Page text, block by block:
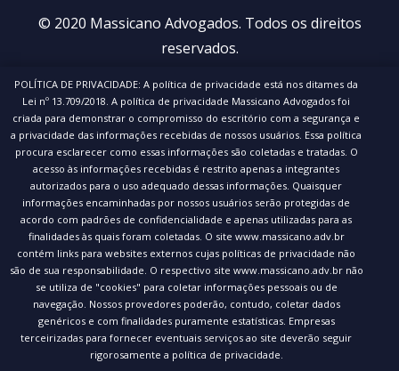
© 2020 Massicano Advogados. Todos os direitos
reservados.
POLÍTICA DE PRIVACIDADE: A política de privacidade está nos ditames da
Lei nº 13.709/2018. A política de privacidade Massicano Advogados foi
criada para demonstrar o compromisso do escritório com a segurança e
a privacidade das informações recebidas de nossos usuários. Essa política
procura esclarecer como essas informações são coletadas e tratadas. O
acesso às informações recebidas é restrito apenas a integrantes
autorizados para o uso adequado dessas informações. Quaisquer
informações encaminhadas por nossos usuários serão protegidas de
acordo com padrões de confidencialidade e apenas utilizadas para as
finalidades às quais foram coletadas. O site www.massicano.adv.br
contém links para websites externos cujas políticas de privacidade não
são de sua responsabilidade. O respectivo site www.massicano.adv.br não
se utiliza de "cookies" para coletar informações pessoais ou de
navegação. Nossos provedores poderão, contudo, coletar dados
genéricos e com finalidades puramente estatísticas. Empresas
terceirizadas para fornecer eventuais serviços ao site deverão seguir
rigorosamente a política de privacidade.